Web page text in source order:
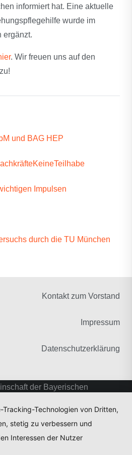
informiert hat. Eine aktuelle
wurde im
ergänzt.
. Wir freuen uns auf den
und BAG HEP
Impulsen
durch die TU München
Kontakt zum Vorstand
Impressum
Datenschutzerklärung
der Bayerischen
Tracking-Technologien von Dritten,
stetig zu verbessern und
Interessen der Nutzer